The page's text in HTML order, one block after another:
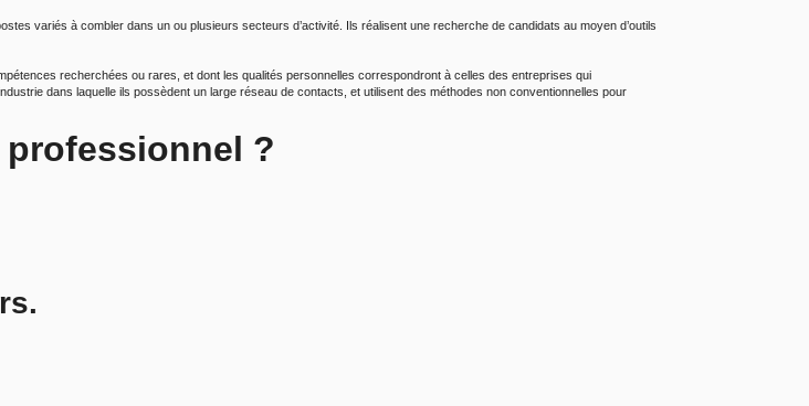
variés à combler dans un ou plusieurs secteurs d’activité. Ils réalisent une recherche de candidats au moyen d’outils
recherchées ou rares, et dont les qualités personnelles correspondront à celles des entreprises qui
dans laquelle ils possèdent un large réseau de contacts, et utilisent des méthodes non conventionnelles pour
?